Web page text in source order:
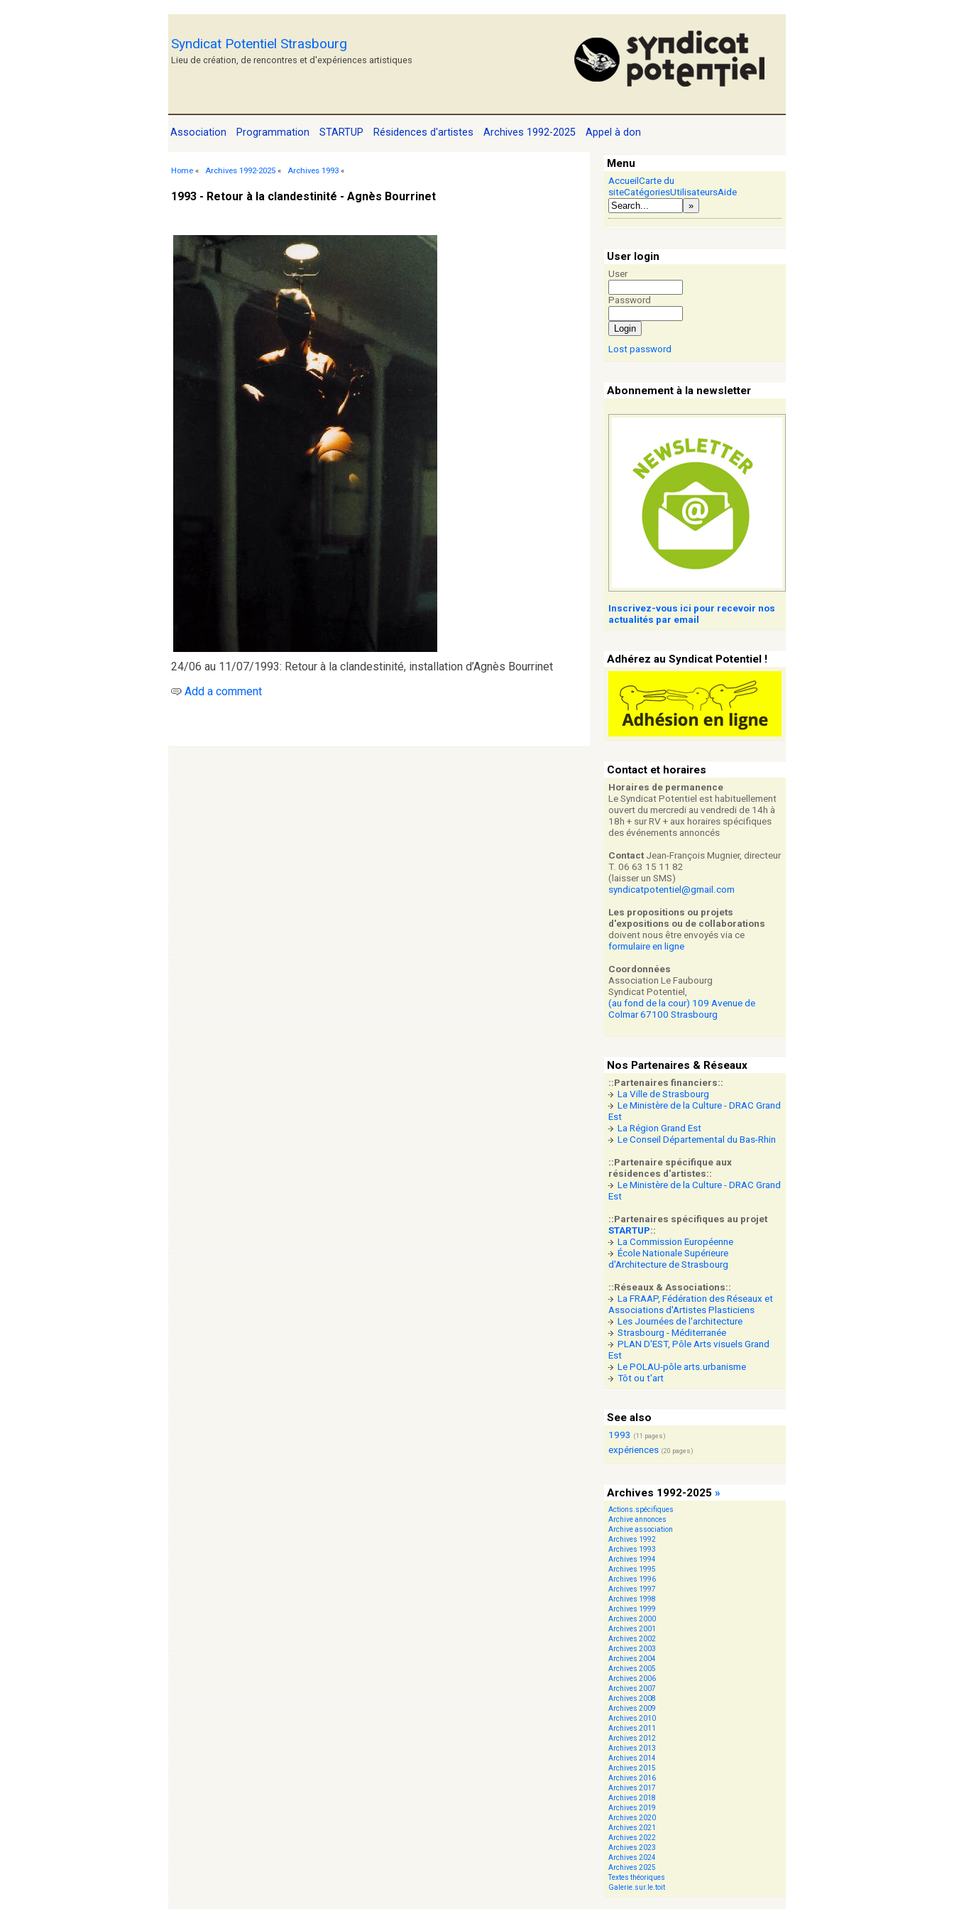
Syndicat Potentiel Strasbourg
Lieu de création, de rencontres et d'expériences artistiques
Association Programmation STARTUP Résidences d'artistes Archives 1992-2025 Appel à don
Home « Archives 1992-2025 « Archives 1993 «
1993 - Retour à la clandestinité - Agnès Bourrinet
24/06 au 11/07/1993: Retour à la clandestinité, installation d’Agnès Bourrinet
Add a comment
Menu
Accueil Carte du
siteCatégoriesUtilisateursAide
»
User login
User
Password
Login
Lost password
Abonnement à la newsletter
Inscrivez-vous ici pour recevoir nos
actualités par email
Adhérez au Syndicat Potentiel !
Contact et horaires
Horaires de permanence
Le Syndicat Potentiel est habituellement
ouvert du mercredi au vendredi de 14h à
18h + sur RV + aux horaires spécifiques
des événements annoncés
Contact Jean-François Mugnier, directeur
T. 06 63 15 11 82
(laisser un SMS)
syndicatpotentiel@gmail.com
Les propositions ou projets
d'expositions ou de collaborations
doivent nous être envoyés via ce
formulaire en ligne
Coordonnées
Association Le Faubourg
Syndicat Potentiel,
(au fond de la cour) 109 Avenue de
Colmar 67100 Strasbourg
Nos Partenaires & Réseaux
::Partenaires financiers::
La Ville de Strasbourg
Le Ministère de la Culture - DRAC Grand
Est
La Région Grand Est
Le Conseil Départemental du Bas-Rhin
::Partenaire spécifique aux
résidences d'artistes::
Le Ministère de la Culture - DRAC Grand
Est
::Partenaires spécifiques au projet
STARTUP::
La Commission Européenne
École Nationale Supérieure
d'Architecture de Strasbourg
::Réseaux & Associations::
La FRAAP, Fédération des Réseaux et
Associations d'Artistes Plasticiens
Les Journées de l'architecture
Strasbourg - Méditerranée
PLAN D'EST, Pôle Arts visuels Grand
Est
Le POLAU-pôle arts.urbanisme
Tôt ou t'art
See also
1993 (11 pages)
expériences (20 pages)
Archives 1992-2025 »
Actions.spécifiques
Archive annonces
Archive association
Archives 1992
Archives 1993
Archives 1994
Archives 1995
Archives 1996
Archives 1997
Archives 1998
Archives 1999
Archives 2000
Archives 2001
Archives 2002
Archives 2003
Archives 2004
Archives 2005
Archives 2006
Archives 2007
Archives 2008
Archives 2009
Archives 2010
Archives 2011
Archives 2012
Archives 2013
Archives 2014
Archives 2015
Archives 2016
Archives 2017
Archives 2018
Archives 2019
Archives 2020
Archives 2021
Archives 2022
Archives 2023
Archives 2024
Archives 2025
Textes théoriques
Galerie.sur.le.toit